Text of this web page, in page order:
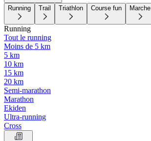
Running Trail Triathlon Course fun Marche
Running
Tout le running
Moins de 5 km
5 km
10 km
15 km
20 km
Semi-marathon
Marathon
Ekiden
Ultra-running
Cross